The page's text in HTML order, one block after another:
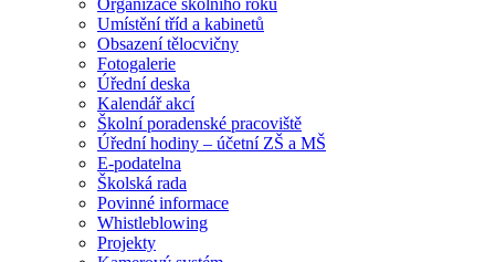
Organizace školního roku
Umístění tříd a kabinetů
Obsazení tělocvičny
Fotogalerie
Úřední deska
Kalendář akcí
Školní poradenské pracoviště
Úřední hodiny – účetní ZŠ a MŠ
E-podatelna
Školská rada
Povinné informace
Whistleblowing
Projekty